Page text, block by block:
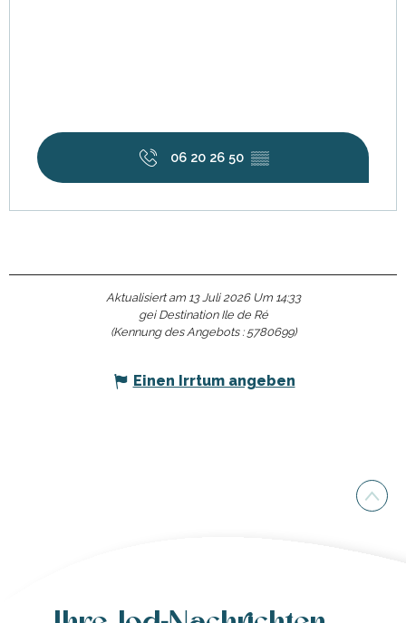
06 20 26 50 ▒▒
Aktualisiert am 13 Juli 2026 Um 14:33
gei Destination Ile de Ré
(Kennung des Angebots : 5780699)
Einen Irrtum angeben